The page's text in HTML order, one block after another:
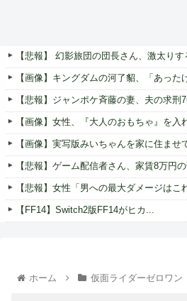
【悲報】 幻影旅団の団長さん、激太りす
【画像】キングダムの河了貂、「あった
【悲報】ジャンポケ斉藤の妻、夫の求刑7
【画像】女性、『大人のおもちゃ』を入
【画像】実写版みいちゃんを家に住ませ
【悲報】ゲーム配信者さん、家賃8万円の
【悲報】女性「男への最大ダメージはこ
【FF14】Switch2版FF14がヒカ...
ホーム 仮面ライダーゼロワン